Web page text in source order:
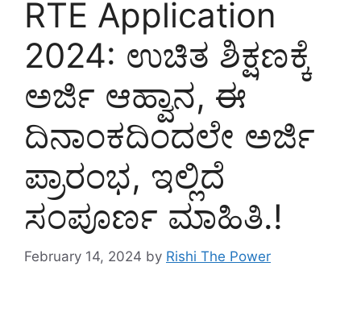
RTE Application
2024: ಉಚಿತ ಶಿಕ್ಷಣಕ್ಕೆ
ಅರ್ಜಿ ಆಹ್ವಾನ, ಈ
ದಿನಾಂಕದಿಂದಲೇ ಅರ್ಜಿ
ಪ್ರಾರಂಭ, ಇಲ್ಲಿದೆ
ಸಂಪೂರ್ಣ ಮಾಹಿತಿ.!
February 14, 2024 by Rishi The Power